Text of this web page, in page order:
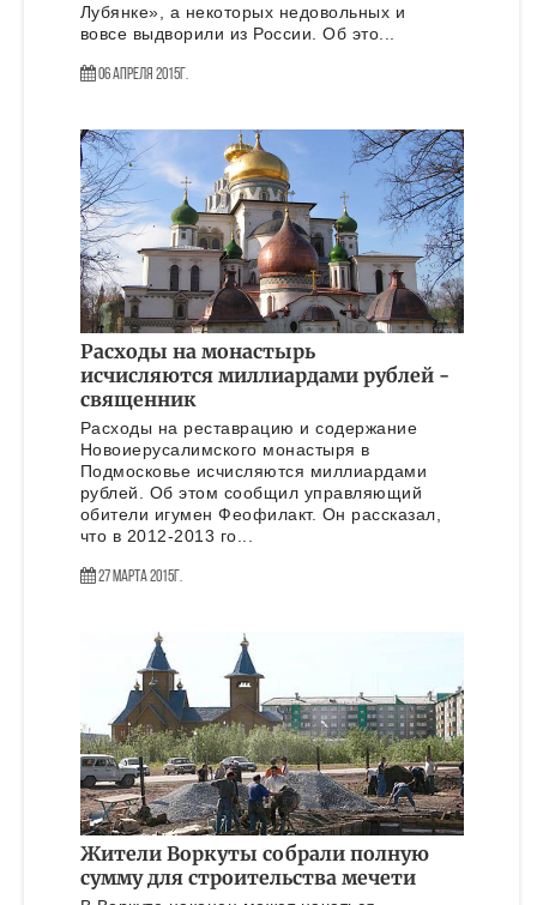
Лубянке», а некоторых недовольных и
вовсе выдворили из России. Об это...
06 Апреля 2015г.
Расходы на монастырь
исчисляются миллиардами рублей -
священник
Расходы на реставрацию и содержание
Новоиерусалимского монастыря в
Подмосковье исчисляются миллиардами
рублей. Об этом сообщил управляющий
обители игумен Феофилакт. Он рассказал,
что в 2012-2013 го...
27 Марта 2015г.
Жители Воркуты собрали полную
сумму для строительства мечети